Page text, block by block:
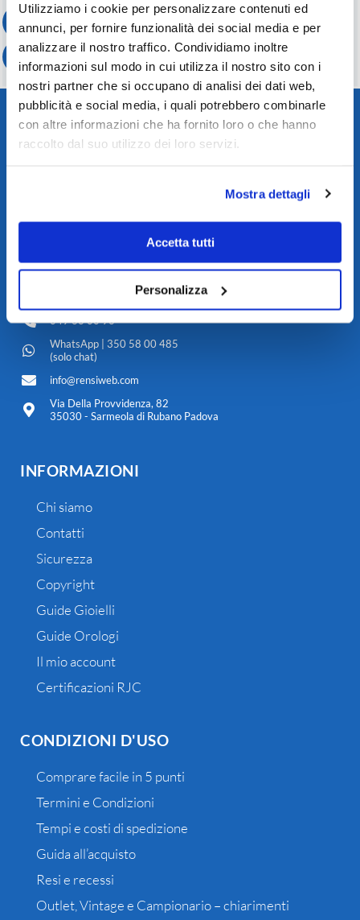
Utilizziamo i cookie per personalizzare contenuti ed
annunci, per fornire funzionalità dei social media e per
analizzare il nostro traffico. Condividiamo inoltre
informazioni sul modo in cui utilizza il nostro sito con i
nostri partner che si occupano di analisi dei dati web,
pubblicità e social media, i quali potrebbero combinarle
con altre informazioni che ha fornito loro o che hanno
raccolto dal suo utilizzo dei loro servizi.
Mostra dettagli
Accetta tutti
Personalizza
Pagamenti sicuri
con carta di credito o Paypal
Assistenza Clienti
durante e dopo l'acquisto
REA PD 0196702
049 63 00 93
WhatsApp | 350 58 00 485
(solo chat)
info@rensiweb.com
Via Della Provvidenza, 82
35030 - Sarmeola di Rubano Padova
INFORMAZIONI
Chi siamo
Contatti
Sicurezza
Copyright
Guide Gioielli
Guide Orologi
Il mio account
Certificazioni RJC
CONDIZIONI D'USO
Comprare facile in 5 punti
Termini e Condizioni
Tempi e costi di spedizione
Guida all’acquisto
Resi e recessi
Outlet, Vintage e Campionario – chiarimenti